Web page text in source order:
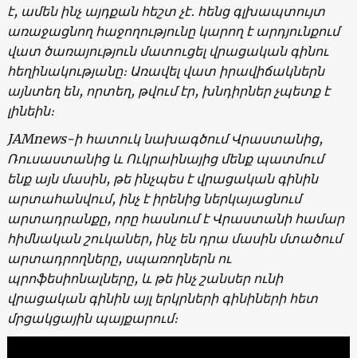
է, ամեն ինչ այդքան հեշտ չէ․ հենց գլխապտույտ
առաջացնող հաջողությունը կարող է արդյունքում
վատ ծառայություն մատուցել վրացական գինու
հեղինակությանը։ Առավել վատ իրավիճակներն
այնտեղ են, որտեղ, թվում էր, խնդիրներ չպետք է
լինեին։
JAMnews-ի հատուկ նախագծում Վրաստանից,
Ռուսաստանից և Ուկրաինայից մենք պատմում
ենք այն մասին, թե ինչպես է վրացական գինին
արտահանվում, ինչ է իրենից ներկայացնում
արտադրանքը, որը հասնում է Վրաստանի համար
հիմնական շուկաներ, ինչ են դրա մասին մտածում
արտադրողները, սպառողներն ու
պրոֆեսիոնալները, և թե ինչ շանսեր ունի
վրացական գինին այլ երկրների գինիների հետ
մրցակցային պայքարում։